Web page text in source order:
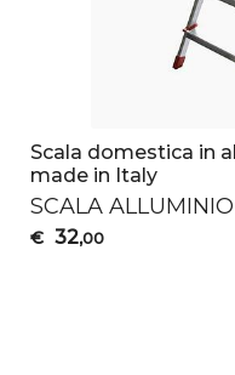
Scala domestica in
made in Italy
SCALA ALLUMINIO
€ 32,00